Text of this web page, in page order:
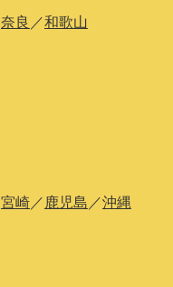
奈良 ／和歌山
宮崎／ 鹿児島 ／沖縄